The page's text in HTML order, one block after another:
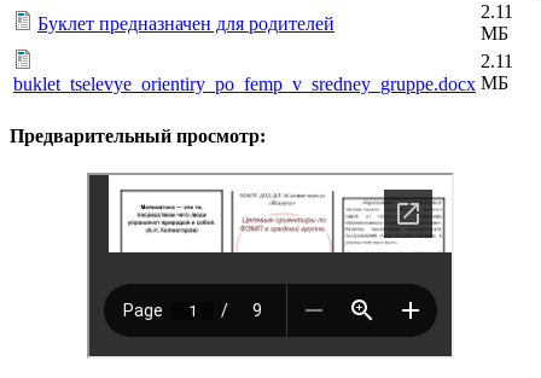
Буклет предназначен для родителей
2.11
МБ
buklet_tselevye_orientiry_po_femp_v_sredney_gruppe.docx
2.11
МБ
Предварительный просмотр: